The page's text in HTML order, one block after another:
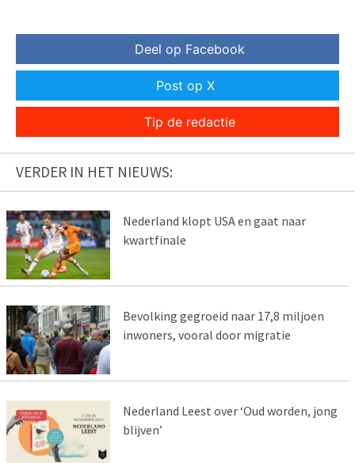
Deel op Facebook
Post op X
Tip de redactie
VERDER IN HET NIEUWS:
Nederland klopt USA en gaat naar
kwartfinale
Bevolking gegroeid naar 17,8 miljoen
inwoners, vooral door migratie
Nederland Leest over ‘Oud worden, jong
blijven’